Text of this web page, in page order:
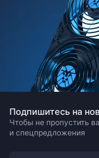
Подпишитесь на
Чтобы не пропустить
и спецпредложения